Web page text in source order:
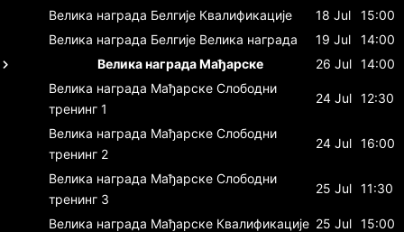
Велика награда Белгије Квалификације 18 Jul
15:00
Велика награда Белгије Велика награда 19 Jul
14:00
Велика награда Мађарске
26 Jul 14:00
Велика награда Мађарске Слободни
тренинг 1
24 Jul 12:30
Велика награда Мађарске Слободни
тренинг 2
24 Jul 16:00
Велика награда Мађарске Слободни
тренинг 3
25 Jul 11:30
Велика награда Мађарске Квалификације 25 Jul 15:00